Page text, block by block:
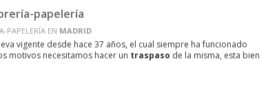
papelería
PAPELERÍA EN MADRID
vigente desde hace 37 años, el cual siempre ha funcionado
motivos necesitamos hacer un traspaso de la misma, esta bien